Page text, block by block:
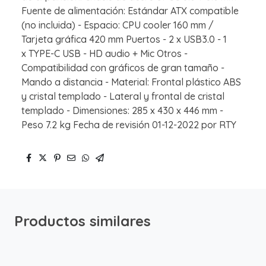
Fuente de alimentación: Estándar ATX compatible
(no incluida) - Espacio: CPU cooler 160 mm /
Tarjeta gráfica 420 mm Puertos - 2 x USB3.0 - 1
x TYPE-C USB - HD audio + Mic Otros -
Compatibilidad con gráficos de gran tamaño -
Mando a distancia - Material: Frontal plástico ABS
y cristal templado - Lateral y frontal de cristal
templado - Dimensiones: 285 x 430 x 446 mm -
Peso 7.2 kg Fecha de revisión 01-12-2022 por RTY
Productos similares